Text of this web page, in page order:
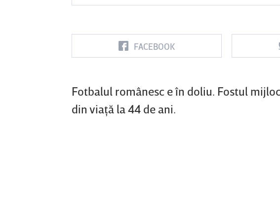
FACEBOOK
Fotbalul românesc e în doliu. Fostul
din viaţă la 44 de ani.
Vs Vs